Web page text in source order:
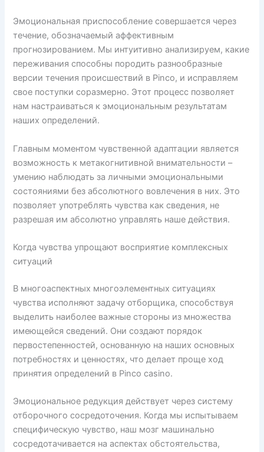
Эмоциональная приспособление совершается через
течение, обозначаемый аффективным
прогнозированием. Мы интуитивно анализируем, какие
переживания способны породить разнообразные
версии течения происшествий в Pinco, и исправляем
свое поступки соразмерно. Этот процесс позволяет
нам настраиваться к эмоциональным результатам
наших определений.
Главным моментом чувственной адаптации является
возможность к метакогнитивной внимательности –
умению наблюдать за личными эмоциональными
состояниями без абсолютного вовлечения в них. Это
позволяет употреблять чувства как сведения, не
разрешая им абсолютно управлять наше действия.
Когда чувства упрощают восприятие комплексных
ситуаций
В многоаспектных многоэлементных ситуациях
чувства исполняют задачу отборщика, способствуя
выделить наиболее важные стороны из множества
имеющейся сведений. Они создают порядок
первостепенностей, основанную на наших основных
потребностях и ценностях, что делает проще ход
принятия определений в Pinco casino.
Эмоциональное редукция действует через систему
отборочного сосредоточения. Когда мы испытываем
специфическую чувство, наш мозг машинально
сосредотачивается на аспектах обстоятельства,